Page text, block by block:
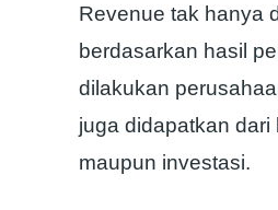
Revenue tak hanya
berdasarkan hasil
dilakukan
juga didapatkan dari
maupun investasi.